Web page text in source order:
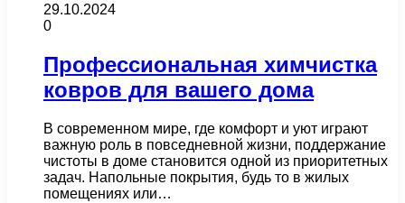
29.10.2024
0
Профессиональная химчистка
ковров для вашего дома
В современном мире, где комфорт и уют играют
важную роль в повседневной жизни, поддержание
чистоты в доме становится одной из приоритетных
задач. Напольные покрытия, будь то в жилых
помещениях или…